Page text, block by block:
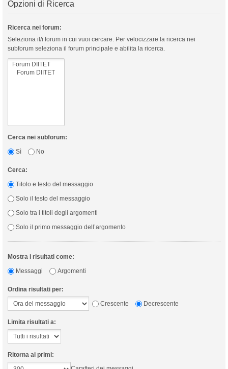
Opzioni di Ricerca
Ricerca nei forum:
Seleziona il/i forum in cui vuoi cercare. Per velocizzare la ricerca nei
subforum seleziona il forum principale e abilita la ricerca.
Cerca nei subforum:
Sì
No
Cerca:
Titolo e testo del messaggio
Solo il testo del messaggio
Solo tra i titoli degli argomenti
Solo il primo messaggio dell’argomento
Mostra i risultati come:
Messaggi
Argomenti
Ordina risultati per:
Crescente
Decrescente
Limita risultati a:
Ritorna ai primi: